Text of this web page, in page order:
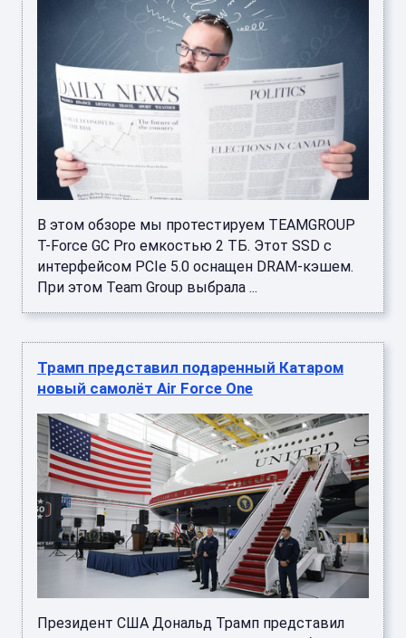
В этом обзоре мы протестируем TEAMGROUP
T-Force GC Pro емкостью 2 ТБ. Этот SSD с
интерфейсом PCIe 5.0 оснащен DRAM-кэшем.
При этом Team Group выбрала ...
Трамп представил подаренный Катаром
новый самолёт Air Force One
Президент США Дональд Трамп представил